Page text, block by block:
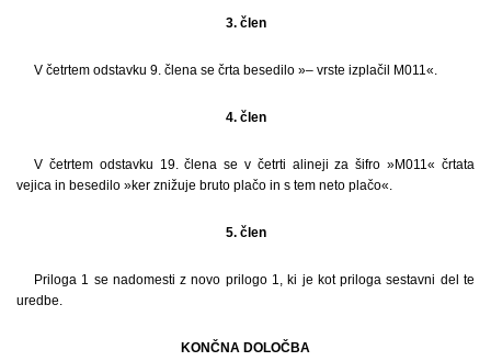
3. člen
V četrtem odstavku 9. člena se črta besedilo »– vrste izplačil M011«.
4. člen
V četrtem odstavku 19. člena se v četrti alineji za šifro »M011« črtata
vejica in besedilo »ker znižuje bruto plačo in s tem neto plačo«.
5. člen
Priloga 1 se nadomesti z novo prilogo 1, ki je kot priloga sestavni del te
uredbe.
KONČNA DOLOČBA